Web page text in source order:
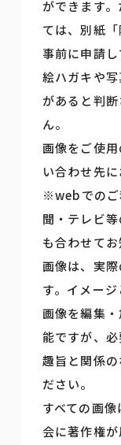
ができます
ては、別紙
事前に申請し
絵ハガキや
があると判
ん。
画像をご使
い合わせ先に
※webでのご
聞・テレビ
も合わせてお
画像は、実
す。イメージ
画像を編集
能ですが、
趣旨と関係
ださい。
すべての画
会に著作権